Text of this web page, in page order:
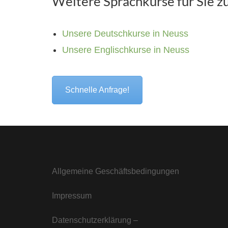
Unsere Deutschkurse in Neuss
Unsere Englischkurse in Neuss
Schnelle Anfrage!
Allgemeine Geschäftsbedingungen
Impressum
Datenschutzerklärung –